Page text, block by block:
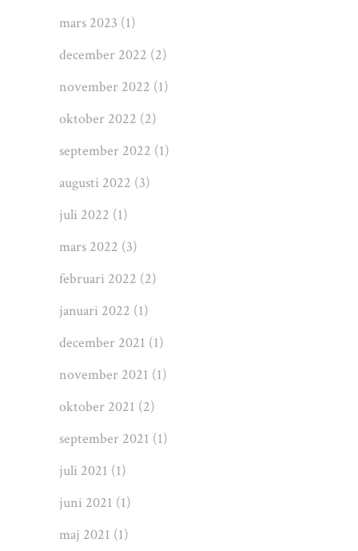
mars 2023 (1)
december 2022 (2)
november 2022 (1)
oktober 2022 (2)
september 2022 (1)
augusti 2022 (3)
juli 2022 (1)
mars 2022 (3)
februari 2022 (2)
januari 2022 (1)
december 2021 (1)
november 2021 (1)
oktober 2021 (2)
september 2021 (1)
juli 2021 (1)
juni 2021 (1)
maj 2021 (1)